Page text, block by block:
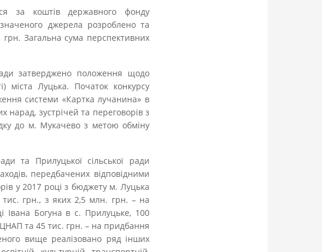
за коштів державного фонду
джерела розроблено та
грн. Загальна сума перспективних
затверджено положення щодо
міста Луцька. Початок конкурсу
системи «Картка лучанина» в
нарад, зустрічей та переговорів з
до м. Мукачево з метою обміну
та Прилуцької сільської ради
передбачених відповідними
у 2017 році з бюджету м. Луцька
тис. грн., з яких 2,5 млн. грн. – на
Івана Богуна в с. Прилуцьке, 100
та 45 тис. грн. – на придбання
вище реалізовано ряд інших